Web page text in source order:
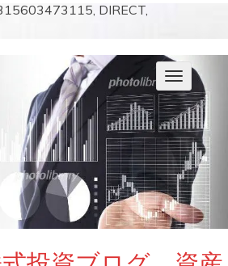
DIRECT,
ナ
ビ
ゲ
ー
シ
ョ
ン
を
切
り
替